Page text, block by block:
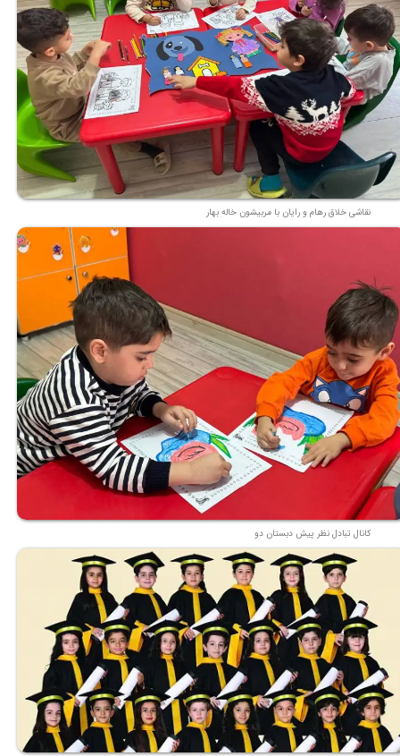
نقاشی خلاق رهام و رایان با مربیشون خاله بهار
کانال تبادل نظر پیش دبستان دو